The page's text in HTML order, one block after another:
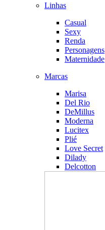
Linhas
Casual
Sexy
Renda
Personagens
Maternidade
Marcas
Marisa
Del Rio
DeMillus
Moderna
Lucitex
Plié
Love Secret
Dilady
Delcotton